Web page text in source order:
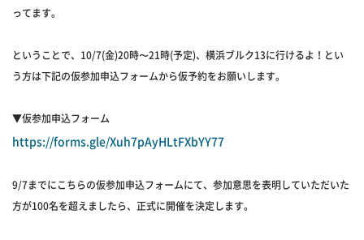
ってます。
ということで、10/7(金)20時〜21時(予定)、横浜ブルク13に行けるよ！とい
う方は下記の仮参加申込フォームから仮予約をお願いします。
▼仮参加申込フォーム
https://forms.gle/Xuh7pAyHLtFXbYY77
9/7までにこちらの仮参加申込フォームにて、参加意思を表明していただいた
方が100名を超えましたら、正式に開催を決定します。